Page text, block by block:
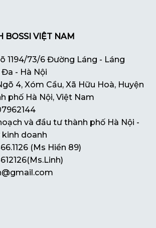
BOSSI VIỆT NAM
1194/73/6 Đường Láng - Láng
- Hà Nội
4, Xóm Cầu, Xã Hữu Hoà, Huyện
phố Hà Nội, Việt Nam
và đầu tư thành phố Hà Nội -
doanh
(Ms Hiền 89)